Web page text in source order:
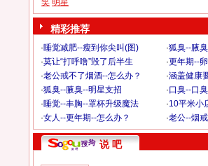
笑 明星
精彩推荐
·睡觉减肥--瘦到你尖叫(图) ·狐臭--腋
·莫让“打呼噜”毁了后半生 ·更年期--
·老公戒不了烟酒--怎么办？ ·涵盖健康
·狐臭--腋臭--明星支招 ·口臭--口
·睡觉--丰胸--罩杯升级魔法 ·10平米小
·女人--更年期--怎么办？ ·老公--烟
说 吧